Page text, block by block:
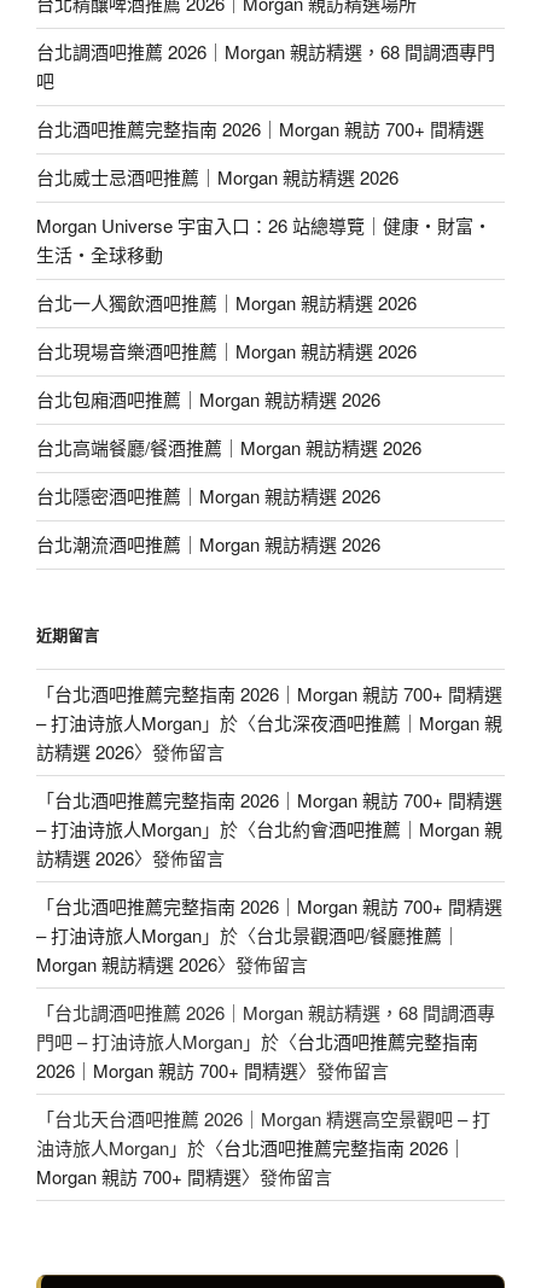
台北調酒吧推薦 2026｜Morgan 親訪精選，68 間調酒專門
吧
台北酒吧推薦完整指南 2026｜Morgan 親訪 700+ 間精選
台北威士忌酒吧推薦｜Morgan 親訪精選 2026
Morgan Universe 宇宙入口：26 站總導覽｜健康・財富・
生活・全球移動
台北一人獨飲酒吧推薦｜Morgan 親訪精選 2026
台北現場音樂酒吧推薦｜Morgan 親訪精選 2026
台北包廂酒吧推薦｜Morgan 親訪精選 2026
台北高端餐廳/餐酒推薦｜Morgan 親訪精選 2026
台北隱密酒吧推薦｜Morgan 親訪精選 2026
台北潮流酒吧推薦｜Morgan 親訪精選 2026
近期留言
「台北酒吧推薦完整指南 2026｜Morgan 親訪 700+ 間精選
– 打油诗旅人Morgan」於〈台北深夜酒吧推薦｜Morgan 親
訪精選 2026〉發佈留言
「台北酒吧推薦完整指南 2026｜Morgan 親訪 700+ 間精選
– 打油诗旅人Morgan」於〈台北約會酒吧推薦｜Morgan 親
訪精選 2026〉發佈留言
「台北酒吧推薦完整指南 2026｜Morgan 親訪 700+ 間精選
– 打油诗旅人Morgan」於〈台北景觀酒吧/餐廳推薦｜
Morgan 親訪精選 2026〉發佈留言
「台北調酒吧推薦 2026｜Morgan 親訪精選，68 間調酒專
門吧 – 打油诗旅人Morgan」於〈台北酒吧推薦完整指南
2026｜Morgan 親訪 700+ 間精選〉發佈留言
「台北天台酒吧推薦 2026｜Morgan 精選高空景觀吧 – 打
油诗旅人Morgan」於〈台北酒吧推薦完整指南 2026｜
Morgan 親訪 700+ 間精選〉發佈留言